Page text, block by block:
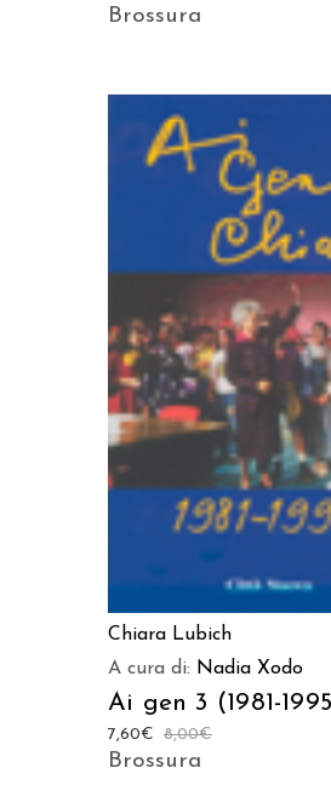
Brossura
AGGIUNGI AL
Chiara Lubich
A cura di: Nadia Xodo
Ai gen 3 (1981-
8,00€
7,60€
Brossura